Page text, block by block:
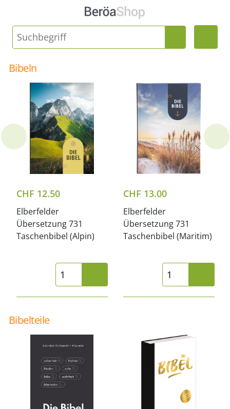
Bibeln
CHF 12.50
Elberfelder
Übersetzung 731
Taschenbibel (Alpin)
CHF 13.00
Elberfelder
Übersetzung 731
Taschenbibel (Maritim)
Bibelteile